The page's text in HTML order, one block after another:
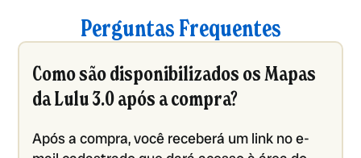
Perguntas Frequentes
Como são disponibilizados os Mapas
da Lulu 3.0 após a compra?
Após a compra, você receberá um link no e-